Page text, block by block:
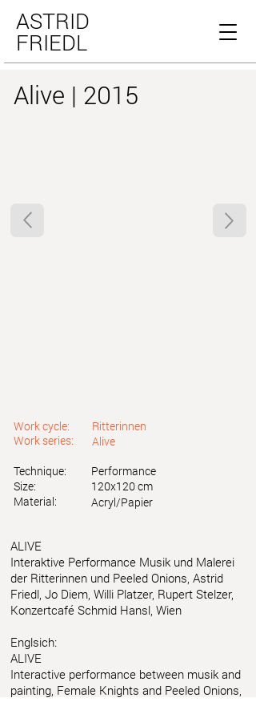
ASTRID
FRIEDL
Alive | 2015
Work cycle:
Work series:
Ritterinnen
Alive
Technique:
Size:
Material:
Performance
120x120 cm
Acryl/Papier
ALIVE
Interaktive Performance Musik und Malerei
der Ritterinnen und Peeled Onions, Astrid
Friedl, Jo Diem, Willi Platzer, Rupert Stelzer,
Konzertcafé Schmid Hansl, Wien
Englsich:
ALIVE
Interactive performance between musik and
painting, Female Knights and Peeled Onions,